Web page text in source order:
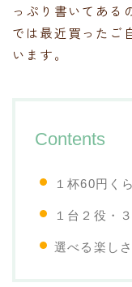
っぷり書いてある
では最近買ったご
います。
Contents
１杯60円く
１台２役・
選べる楽し